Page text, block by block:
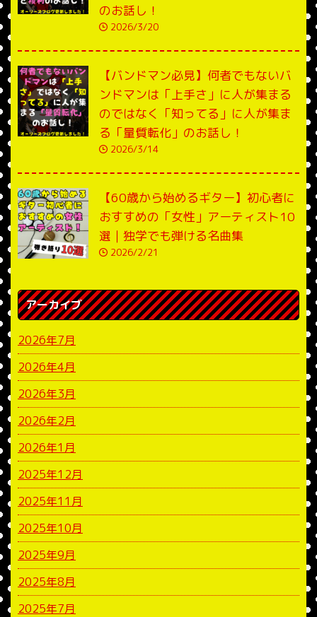
のお話し！
2026/3/20
【バンドマン必見】何者でもないバ
ンドマンは「上手さ」に人が集まる
のではなく「知ってる」に人が集ま
る「量質転化」のお話し！
2026/3/14
【60歳から始めるギター】初心者に
おすすめの「女性」アーティスト10
選｜独学でも弾ける名曲集
2026/2/21
アーカイブ
2026年7月
2026年4月
2026年3月
2026年2月
2026年1月
2025年12月
2025年11月
2025年10月
2025年9月
2025年8月
2025年7月